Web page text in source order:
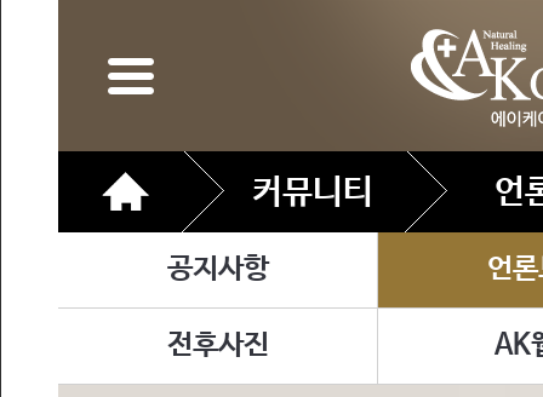
커뮤니티 언
공지사항 언
전후사진 AK